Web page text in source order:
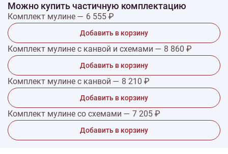
Можно купить частичную комплектацию
Комплект мулине — 6 555 ₽
Добавить в корзину
Комплект мулине с канвой и схемами — 8 860 ₽
Добавить в корзину
Комплект мулине с канвой — 8 210 ₽
Добавить в корзину
Комплект мулине со схемами — 7 205 ₽
Добавить в корзину